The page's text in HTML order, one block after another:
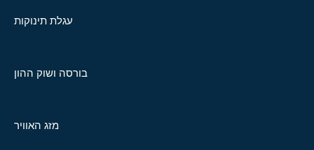
עגלת תינוקות
בורסה ושוק ההון
מזג האוויר